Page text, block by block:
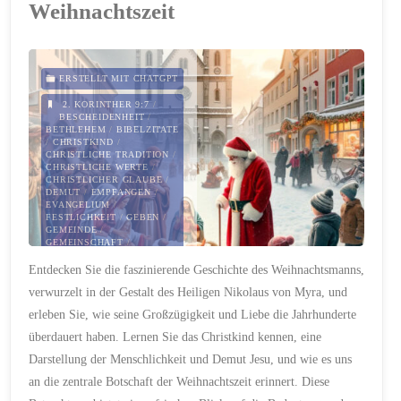
Traum:
Die
unerzählte
Weihnachtsgeschichte
aus
dem
Blickwinkel
Matthäus"
Weihnachtszeit
ERSTELLT MIT CHATGPT
2. KORINTHER 9:7/
BESCHEIDENHEIT/
BETHLEHEM / BIBELZITATE
/ CHRISTKIND /
CHRISTLICHE TRADITION /
CHRISTLICHE WERTE/
CHRISTLICHER GLAUBE/
DEMUT /EMPFANGEN/
EVANGELIUM/
FESTLICHKEIT /GEBEN /
GEMEINDE/
GEMEINSCHAFT/
GOTTES LIEBE/GOTTES
HEILIGER GEIST /
/JESUS CHRISTUS/
LEHREN JESU
LICHT DER
WELT/LIEBE/ LUKAS 2 /
MATERIALISMUS/
MATTHÄUS 22:39
MENSCHWERDUNG/
Entdecken Sie die faszinierende Geschichte des Weihnachtsmanns,
verwurzelt in der Gestalt des Heiligen Nikolaus von Myra, und
erleben Sie, wie seine Großzügigkeit und Liebe die Jahrhunderte
überdauert haben. Lernen Sie das Christkind kennen, eine
Darstellung der Menschlichkeit und Demut Jesu, und wie es uns
an die zentrale Botschaft der Weihnachtszeit erinnert. Diese